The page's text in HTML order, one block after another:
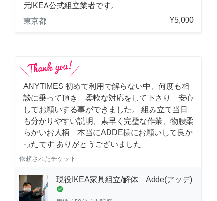
元IKEA公式組立業者です。
東京都
¥5,000
ANYTIMES 初めて利用で解らない中、何度も相
談に乗って頂き 柔軟な対応をして下さり 安心
してお願いする事ができました。 組み立て当日
も分かりやすい説明、素早く完璧な作業、物腰柔
らかいお人柄 本当にADDE様にお願いして良か
ったです ありがとうございました
依頼されたチケット
現役IKEA家具組立/解体 Adde(アッデ)
check_circle